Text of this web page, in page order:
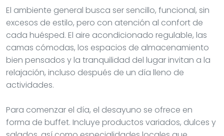
El ambiente general busca ser sencillo, funcional, sin
excesos de estilo, pero con atención al confort de
cada huésped. El aire acondicionado regulable, las
camas cómodas, los espacios de almacenamiento
bien pensados y la tranquilidad del lugar invitan a la
relajación, incluso después de un día lleno de
actividades.
Para comenzar el día, el desayuno se ofrece en
forma de buffet. Incluye productos variados, dulces y